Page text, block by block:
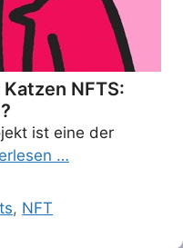
NFTS:
ist eine der
…
, NFT